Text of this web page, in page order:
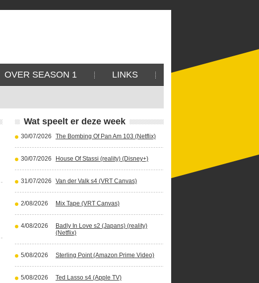
OVER SEASON 1 LINKS
Wat speelt er deze week
30/07/2026 The Bombing Of Pan Am 103 (Netflix)
30/07/2026 House Of Stassi (reality) (Disney+)
31/07/2026 Van der Valk s4 (VRT Canvas)
2/08/2026 Mix Tape (VRT Canvas)
4/08/2026
Badly In Love s2 (Japans) (reality)
(Netflix)
5/08/2026 Sterling Point (Amazon Prime Video)
5/08/2026 Ted Lasso s4 (Apple TV)